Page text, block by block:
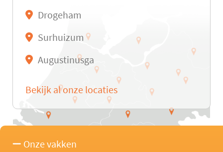
Drogeham
Surhuizum
Augustinusga
Bekijk al onze locaties
Onze vakken